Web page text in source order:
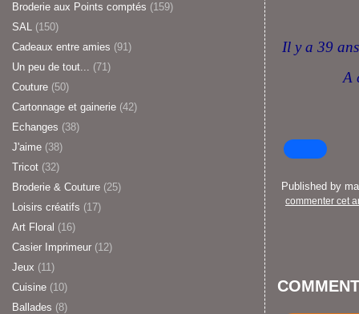
Broderie aux Points comptés (159)
SAL (150)
Cadeaux entre amies (91)
Un peu de tout... (71)
Couture (50)
Cartonnage et gainerie (42)
Echanges (38)
J'aime (38)
Tricot (32)
Broderie & Couture (25)
Loisirs créatifs (17)
Art Floral (16)
Casier Imprimeur (12)
Jeux (11)
Cuisine (10)
Ballades (8)
Il y a 39
A
Published by
commenter cet